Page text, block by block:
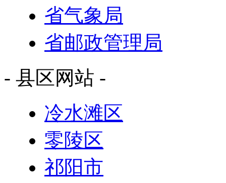
省气象局
省邮政管理局
- 县区网站 -
冷水滩区
零陵区
祁阳市